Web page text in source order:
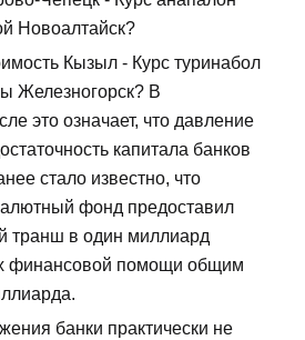
Новоалтайск?
Кызыл - Курс туринабол
Железногорск? В
это означает, что давление
капитала банков
стало известно, что
фонд предоставил
транш в один миллиард
финансовой помощи общим
банки практически не